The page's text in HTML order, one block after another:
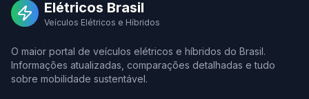
Elétricos Brasil
Veículos Elétricos e Híbridos
O maior portal de veículos elétricos e híbridos do Brasil.
Informações atualizadas, comparações detalhadas e tudo
sobre mobilidade sustentável.